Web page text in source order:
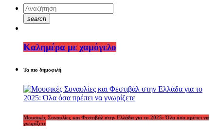
search
Καλημέρα με χαμόγελο
Τα πιο δημοφιλή
Μουσικές Συναυλίες και Φεστιβάλ στην Ελλάδα για το 2025: Όλα όσα πρέπει να
γνωρίζετε